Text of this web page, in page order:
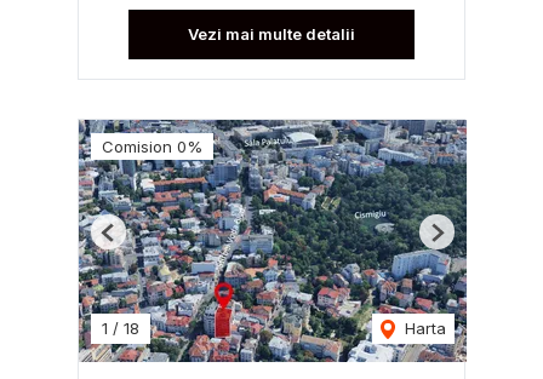
Vezi mai multe detalii
Comision 0%
1 / 18 Harta
Previous Next